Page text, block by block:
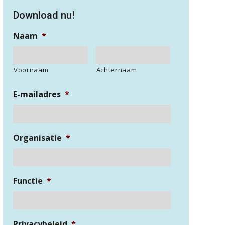
Download nu!
Naam *
Voornaam Achternaam
E-mailadres *
Organisatie *
Functie *